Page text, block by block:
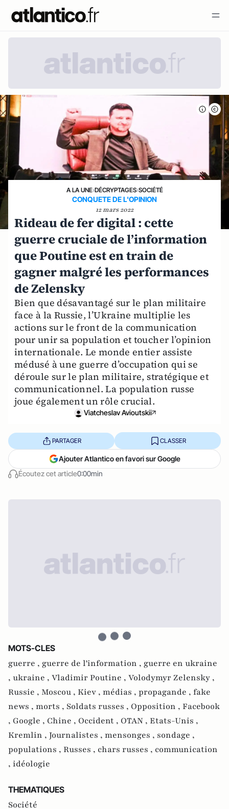
A LA UNE›DÉCRYPTAGES›SOCIÉTÉ
CONQUETE DE L'OPINION
12 mars 2022
Rideau de fer digital : cette
guerre cruciale de l’information
que Poutine est en train de
gagner malgré les performances
de Zelensky
Bien que désavantagé sur le plan militaire
face à la Russie, l’Ukraine multiplie les
actions sur le front de la communication
pour unir sa population et toucher l’opinion
internationale. Le monde entier assiste
médusé à une guerre d’occupation qui se
déroule sur le plan militaire, stratégique et
communicationnel. La population russe
joue également un rôle crucial.
Viatcheslav Avioutskii
Écoutez cet article0:00min
PARTAGER CLASSER
Ajouter Atlantico en favori sur Google
MOTS-CLES
guerre , guerre de l'information , guerre en ukraine
, ukraine , Vladimir Poutine , Volodymyr Zelensky ,
Russie , Moscou , Kiev , médias , propagande , fake
news , morts , Soldats russes , Opposition , Facebook
, Google , Chine , Occident , OTAN , Etats-Unis ,
Kremlin , Journalistes , mensonges , sondage ,
populations , Russes , chars russes , communication
, idéologie
THEMATIQUES
Société